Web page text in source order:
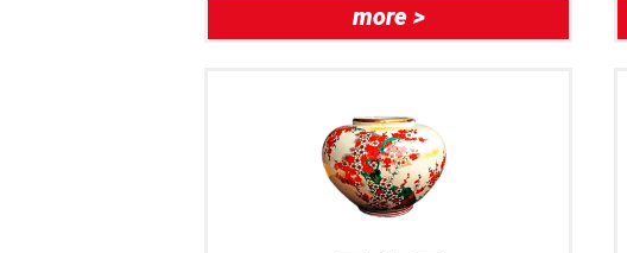
more >